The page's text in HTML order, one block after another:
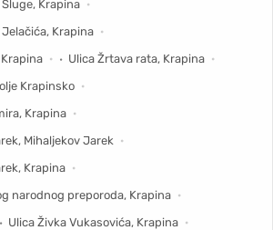
Krapina
Krapina
Ulica Žrtava rata, Krapina
Krapinsko
Krapina
Mihaljekov Jarek
Krapina
narodnog preporoda, Krapina
Ulica Živka Vukasovića, Krapina